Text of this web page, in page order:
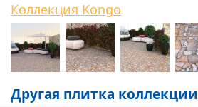
Коллекция Kongo
Другая плитка коллекции